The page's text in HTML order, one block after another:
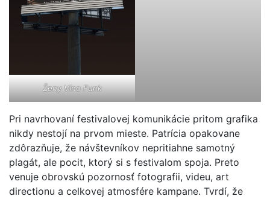
Ženy Víno Funk
Pri navrhovaní festivalovej komunikácie pritom grafika
nikdy nestojí na prvom mieste. Patrícia opakovane
zdôrazňuje, že návštevníkov nepritiahne samotný
plagát, ale pocit, ktorý si s festivalom spoja. Preto
venuje obrovskú pozornosť fotografii, videu, art
directionu a celkovej atmosfére kampane. Tvrdí, že